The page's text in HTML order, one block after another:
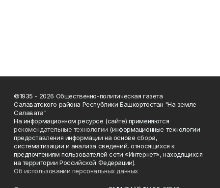
©1935 - 2026 Общественно-политическая газета
Салаватского района Республики Башкортостан "На земле
Салавата"
На информационном ресурсе (сайте) применяются
рекомендательные технологии (информационные технологии
предоставления информации на основе сбора,
систематизации и анализа сведений, относящихся к
предпочтениям пользователей сети «Интернет», находящихся
на территории Российской Федерации).
Об использовании персональных данных